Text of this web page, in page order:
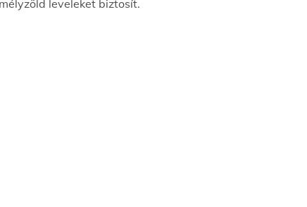
leveleket biztosít.